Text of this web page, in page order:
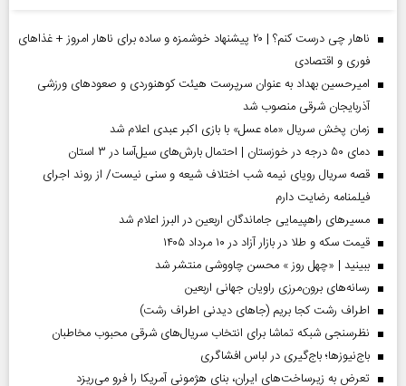
ناهار چی درست کنم؟ | ۲۰ پیشنهاد خوشمزه و ساده برای ناهار امروز + غذاهای
فوری و اقتصادی
امیرحسین بهداد به عنوان سرپرست هیئت کوهنوردی و صعودهای ورزشی
آذربایجان شرقی منصوب شد
زمان پخش سریال «ماه عسل» با بازی اکبر عبدی اعلام شد
دمای ۵۰ درجه در خوزستان | احتمال بارش‌های سیل‌آسا در ۳ استان
قصه سریال رویای نیمه شب اختلاف شیعه و سنی نیست/ از روند اجرای
فیلمنامه رضایت دارم
مسیر‌های راهپیمایی جاماندگان اربعین در البرز اعلام شد
قیمت سکه و طلا در بازار آزاد در ۱۰ مرداد ۱۴۰۵
ببینید | «چهل روز » محسن چاووشی منتشر شد
رسانه‌های برون‌مرزی راویان جهانی اربعین
اطراف رشت کجا بریم (جاهای دیدنی اطراف رشت)
نظرسنجی شبکه تماشا برای انتخاب سریال‌های شرقی محبوب مخاطبان
باج‌نیوزها؛ باج‌گیری در لباس افشاگری
تعرض به زیرساخت‌های ایران، بنای هژمونی آمریکا را فرو می‌ریزد